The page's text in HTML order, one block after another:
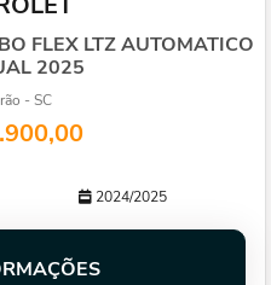
FLEX LTZ AUTOMATICO
2025
- SC
2024/2025